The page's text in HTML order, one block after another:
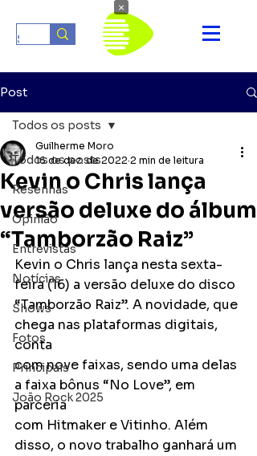
Post
Todos os posts
Resenhas
Opinião
Entrevistas
Notícias
Shows
Fotos
Principais
João Rock 2025
Todos os posts
Kevin o Chris lança
versão deluxe do álbum
“Tamborzão Raiz”
Guilherme Moro
16 de dez. de 2022 2 min de leitura
Kevin o Chris lança nesta sexta-
feira (16) a versão deluxe do disco
“Tamborzão Raiz”. A novidade, que
chega nas plataformas digitais,
conta
com nove faixas, sendo uma delas
a faixa bônus “No Love”, em
parceria
com Hitmaker e Vitinho. Além
disso, o novo trabalho ganhará um
×